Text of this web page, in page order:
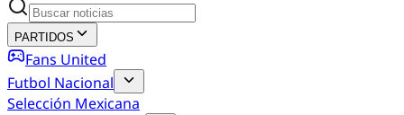
PARTIDOS
Fans United
Futbol Nacional
Selección Mexicana